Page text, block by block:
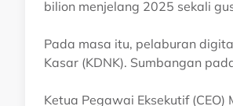
bilion menjelang 2025 sekali
Pada masa itu, pelaburan
Kasar (KDNK). Sumbangan
Ketua Pegawai Eksekutif